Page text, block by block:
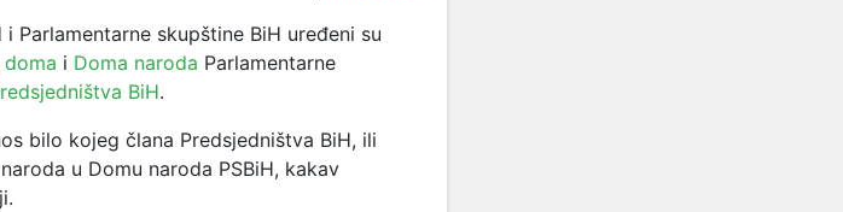
Parlamentarne skupštine BiH uređeni su
i Doma naroda Parlamentarne
BiH.
bilo kojeg člana Predsjedništva BiH, ili
u Domu naroda PSBiH, kakav